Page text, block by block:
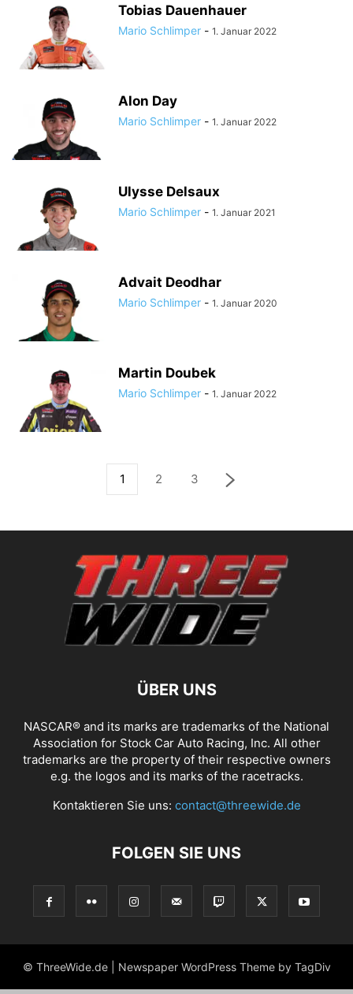
Tobias Dauenhauer
Mario Schlimper - 1. Januar 2022
Alon Day
Mario Schlimper - 1. Januar 2022
Ulysse Delsaux
Mario Schlimper - 1. Januar 2021
Advait Deodhar
Mario Schlimper - 1. Januar 2020
Martin Doubek
Mario Schlimper - 1. Januar 2022
1 2 3
ÜBER UNS
NASCAR® and its marks are trademarks of the National
Association for Stock Car Auto Racing, Inc. All other
trademarks are the property of their respective owners
e.g. the logos and its marks of the racetracks.
Kontaktieren Sie uns: contact@threewide.de
FOLGEN SIE UNS
© ThreeWide.de | Newspaper WordPress Theme by TagDiv